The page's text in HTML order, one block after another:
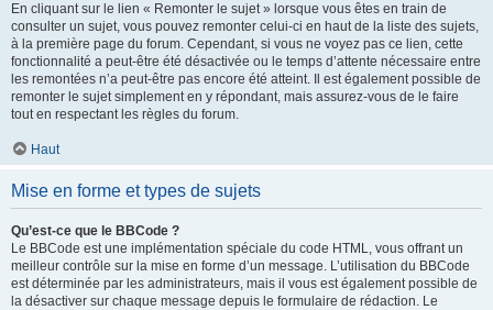
En cliquant sur le lien « Remonter le sujet » lorsque vous êtes en train de
consulter un sujet, vous pouvez remonter celui-ci en haut de la liste des sujets,
à la première page du forum. Cependant, si vous ne voyez pas ce lien, cette
fonctionnalité a peut-être été désactivée ou le temps d’attente nécessaire entre
les remontées n’a peut-être pas encore été atteint. Il est également possible de
remonter le sujet simplement en y répondant, mais assurez-vous de le faire
tout en respectant les règles du forum.
Haut
Mise en forme et types de sujets
Qu’est-ce que le BBCode ?
Le BBCode est une implémentation spéciale du code HTML, vous offrant un
meilleur contrôle sur la mise en forme d’un message. L’utilisation du BBCode
est déterminée par les administrateurs, mais il vous est également possible de
la désactiver sur chaque message depuis le formulaire de rédaction. Le